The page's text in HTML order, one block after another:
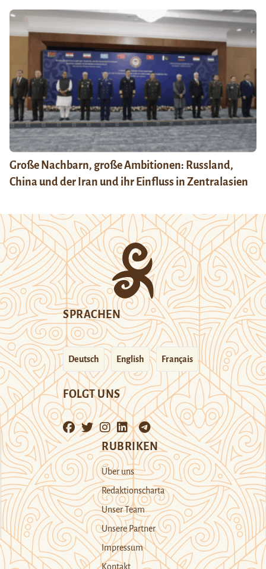
Große Nachbarn, große Ambitionen: Russland,
China und der Iran und ihr Einfluss in Zentralasien
SPRACHEN
Deutsch English Français
FOLGT UNS
RUBRIKEN
Über uns
Redaktionscharta
Unser Team
Unsere Partner
Impressum
Kontakt